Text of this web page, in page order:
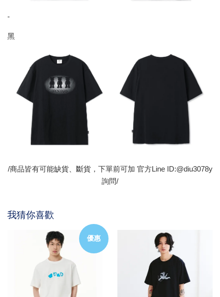
-
黑
/商品皆有可能缺貨、斷貨，下單前可加 官方Line ID:@diu3078y
詢問/
我猜你喜歡
優惠